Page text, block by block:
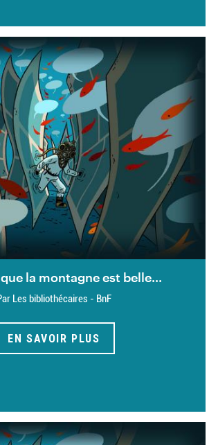
la montagne est belle...
Les bibliothécaires - BnF
EN SAVOIR PLUS